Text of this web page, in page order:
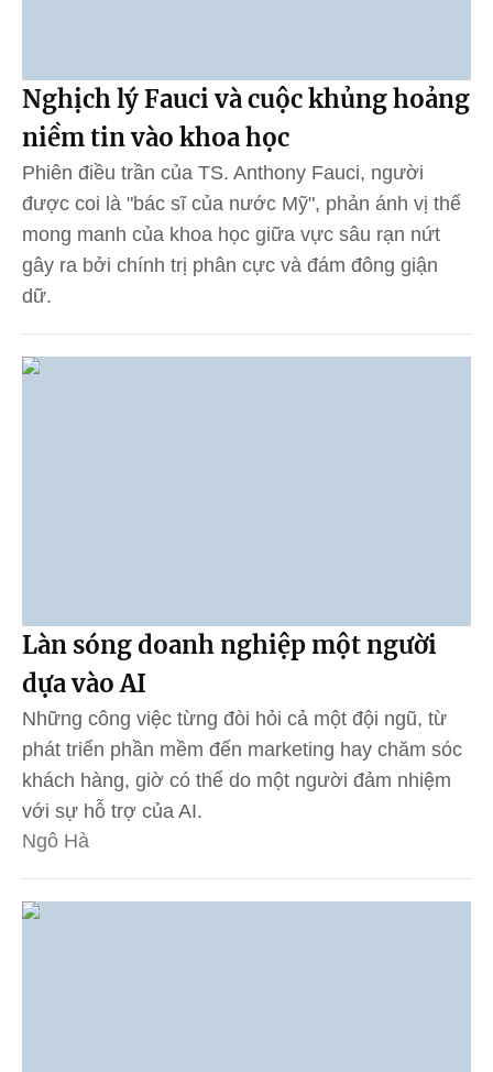
Nghịch lý Fauci và cuộc khủng hoảng
niềm tin vào khoa học
Phiên điều trần của TS. Anthony Fauci, người
được coi là "bác sĩ của nước Mỹ", phản ánh vị thế
mong manh của khoa học giữa vực sâu rạn nứt
gây ra bởi chính trị phân cực và đám đông giận
dữ.
Làn sóng doanh nghiệp một người
dựa vào AI
Những công việc từng đòi hỏi cả một đội ngũ, từ
phát triển phần mềm đến marketing hay chăm sóc
khách hàng, giờ có thể do một người đảm nhiệm
với sự hỗ trợ của AI.
Ngô Hà